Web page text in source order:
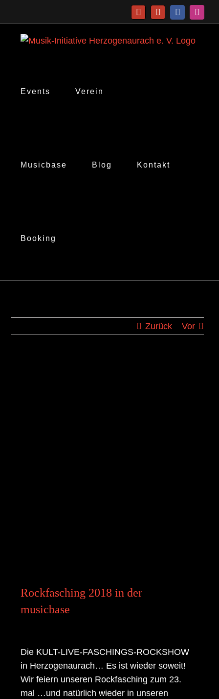
springen
Telefon
E-
Mail
Facebook
Events Verein
Musicbase Blog Kontakt
Booking
Zurück Vor
Rockfasching 2018 in der
musicbase
Die KULT-LIVE-FASCHINGS-ROCKSHOW
in Herzogenaurach… Es ist wieder soweit!
Wir feiern unseren Rockfasching zum 23.
mal …und natürlich wieder in unseren